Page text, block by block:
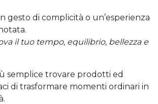
gesto di complicità o un’esperienza
il tuo tempo, equilibrio, bellezza e
semplice trovare prodotti ed
di trasformare momenti ordinari in